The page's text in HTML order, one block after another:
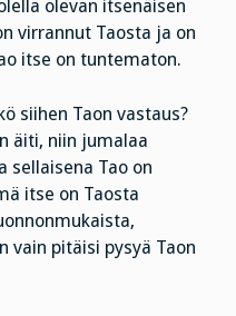
olevan itsenäisen
virrannut Taosta ja on
itse on tuntematon.
siihen Taon vastaus?
äiti, niin jumalaa
sellaisena Tao on
itse on Taosta
vain pitäisi pysyä Taon